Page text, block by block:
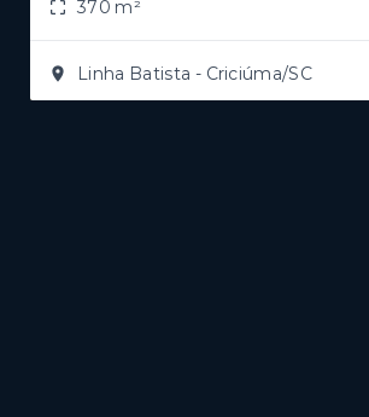
370 m²
Linha Batista - Criciúma/SC